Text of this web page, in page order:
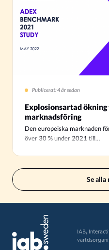
Publicerat: 4 år sedan
Explosionsartad
marknadsföring
Den europeiska marknaden
över 30 % under 2021 till…
Se alla
IAB,